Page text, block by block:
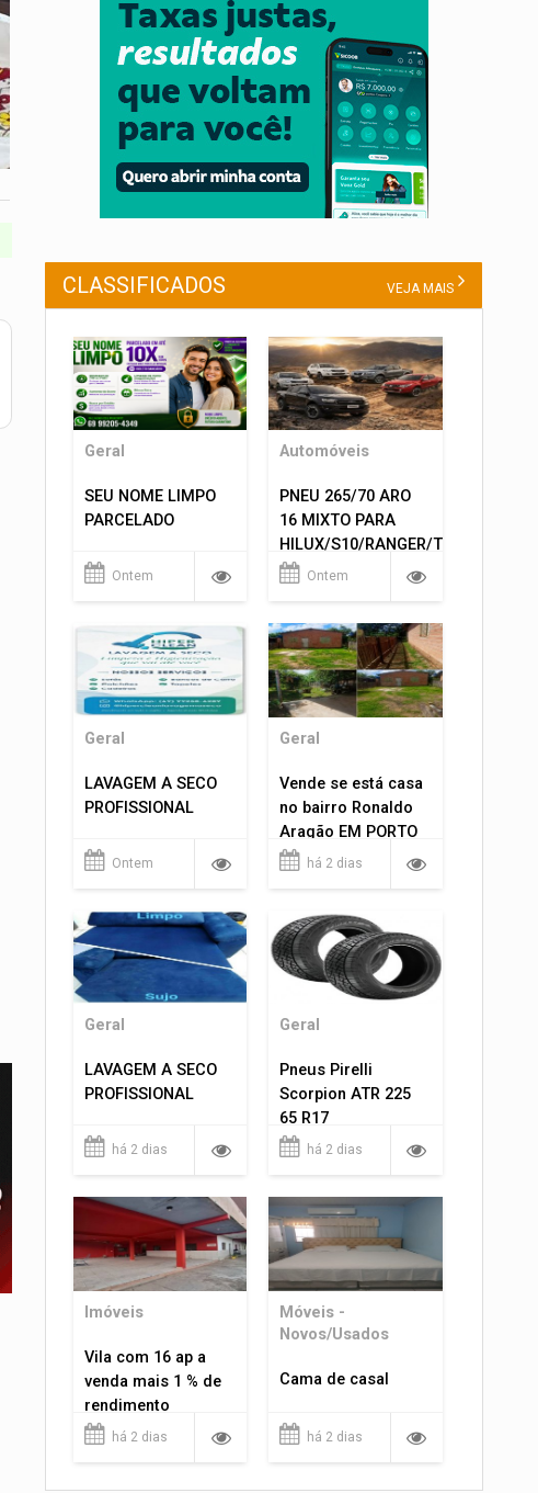
CLASSIFICADOS VEJA MAIS
Geral
SEU NOME LIMPO
PARCELADO
Ontem
Automóveis
PNEU 265/70 ARO
16 MIXTO PARA
HILUX/S10/RANGER/TRITON
ETC... MONTAGEM
Ontem
Geral
LAVAGEM A SECO
PROFISSIONAL
Ontem
Geral
Vende se está casa
no bairro Ronaldo
Aragão EM PORTO
VELHO RO.
há 2 dias
Geral
LAVAGEM A SECO
PROFISSIONAL
há 2 dias
Geral
Pneus Pirelli
Scorpion ATR 225
65 R17
há 2 dias
Imóveis
Vila com 16 ap a
venda mais 1 % de
rendimento
há 2 dias
Móveis -
Novos/Usados
Cama de casal
há 2 dias